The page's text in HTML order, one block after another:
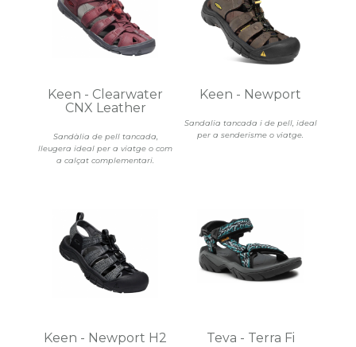
Sandàlia de pell tancada,
lleugera ideal per a viatge o com
a calçat complementari.
Keen - Clearwater
CNX Leather
Sandalia tancada i de pell, ideal
per a senderisme o viatge.
Keen - Newport
Keen - Newport H2 Teva - Terra Fi